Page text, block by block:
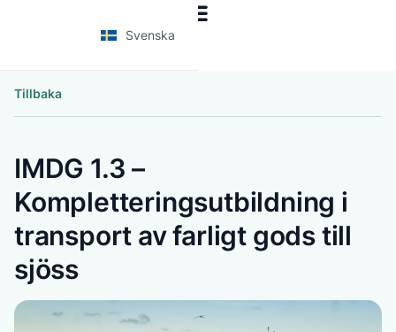
Svenska
Tillbaka
IMDG 1.3 –
Kompletteringsutbildning i
transport av farligt gods till
sjöss